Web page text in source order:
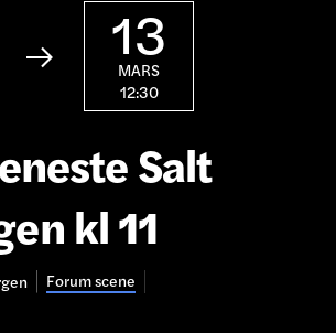
 13
MARS
12:30
Salt
kl 11
Forum scene